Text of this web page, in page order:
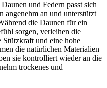
und Federn passt sich
an und unterstützt
die Daunen für ein
sorgen, verleihen die
Stützkraft und eine hohe
die natürlichen Materialien
sie kontrolliert wieder an die
trockenes und